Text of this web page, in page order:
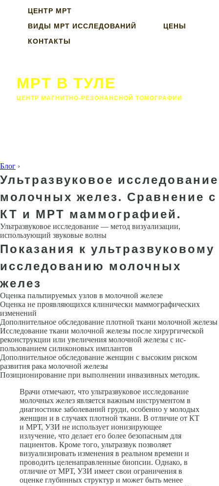
ЦЕНТР МРТ
ВИДЫ МРТ ИССЛЕДОВАНИЙ
ЦЕНЫ
КОНТАКТЫ
МРТ В ТУЛЕ
ЦЕНТР МАГНИТНО-РЕЗОНАНСНОЙ ТОМОГРАФИИ
Блог ›
Ультразвуковое исследование
молочных желез. Сравнение с
КТ и МРТ маммографией.
Ультразвуковое исследование — метод визуализации,
использующий звуковые волны
Показания к ультразвуковому
исследованию молочных
желез
Оценка пальпируемых узлов в молочной железе
Оценка не проявляющихся клинически маммографических
изменений
Дополнительное обследование плотной ткани молочной железы
Исследование ткани молочной железы по­сле хирургической
реконструкции или увеличения молочной железы с ис­
пользованием силиконовых имплантов
Дополнительное обследование жен­щин с высоким риском
развития рака молочной железы
Позиционирование при выполнении инвазивных методик.
Врачи отмечают, что ультразвуковое исследование
молочных желез является важным инструментом в
диагностике заболеваний груди, особенно у молодых
женщин и в случаях плотной ткани. В отличие от КТ
и МРТ, УЗИ не использует ионизирующее
излучение, что делает его более безопасным для
пациентов. Кроме того, ультразвук позволяет
визуализировать изменения в реальном времени и
проводить целенаправленные биопсии. Однако, в
отличие от МРТ, УЗИ имеет свои ограничения в
оценке глубинных структур и может быть менее